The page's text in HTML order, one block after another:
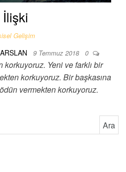
İlişki
Gelişim
9 Temmuz 2018 0
korkuyoruz. Yeni ve farklı bir
korkuyoruz. Bir başkasına
vermekten korkuyoruz.